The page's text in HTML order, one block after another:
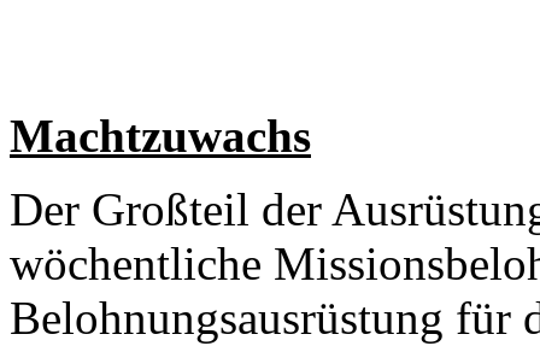
Machtzuwachs
Der Großteil der
wöchentliche
Belohnungsausrüstung für